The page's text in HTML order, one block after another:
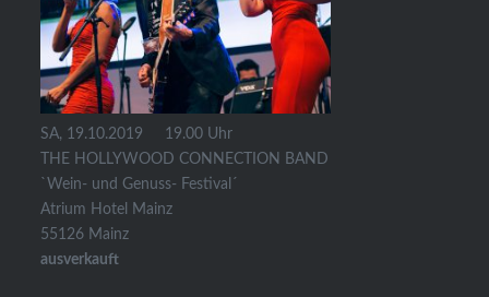
SA, 19.10.2019 19.00 Uhr
THE HOLLYWOOD CONNECTION BAND
`Wein- und Genuss- Festival´
Atrium Hotel Mainz
55126 Mainz
ausverkauft